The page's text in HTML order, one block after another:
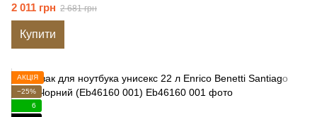
2 011 грн 2 681 грн
Купити
АКЦІЯ
−25%
6